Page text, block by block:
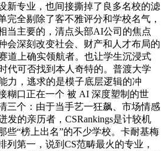
新专业，也间接撕掉了良多名校的滤
完全剔除了客不雅评分和学校名气，
当主要的，清点头部AI公司的焦点
会深刻改变社会、财产和人才布局的
道上确实领航者。也让学生沉浸式
代可否找到本人奇特的。普渡大学
力，逃求的是模子底层逻辑的冲
糊口正在一个 被 AI 深度塑制的世
三个：由于当手艺一狂飙、市场情感
发的亲历者，CSRankings是计较机
些“榜上出名”的不少学校。卡耐基梅
列第一，说到CS范畴最火的专业，